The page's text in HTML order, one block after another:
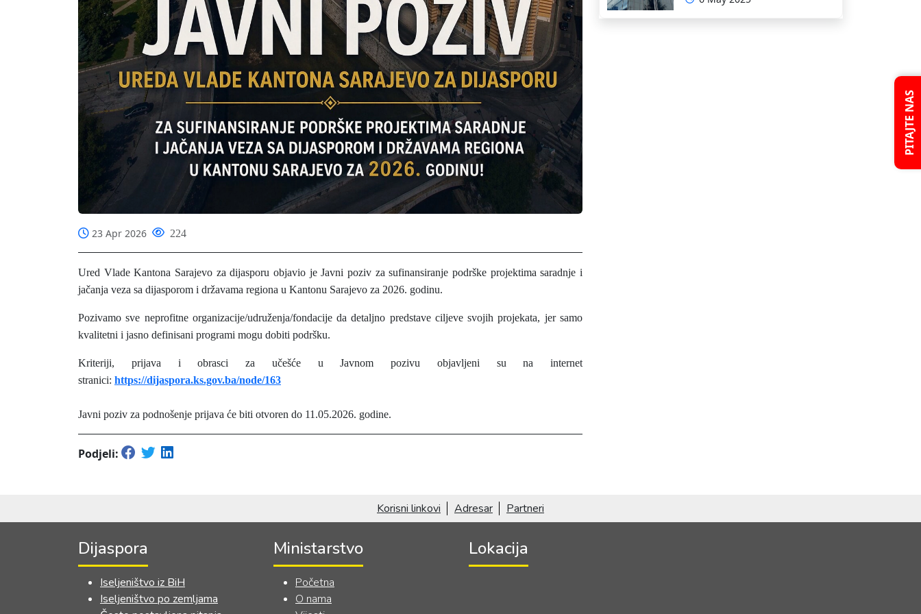
PITAJTE NAS
23 Apr 2026 224
Ured Vlade Kantona Sarajevo za dijasporu objavio je Javni poziv za sufinansiranje podrške projektima saradnje i
jačanja veza sa dijasporom i državama regiona u Kantonu Sarajevo za 2026. godinu.
Pozivamo sve neprofitne organizacije/udruženja/fondacije da detaljno predstave ciljeve svojih projekata, jer samo
kvalitetni i jasno definisani programi mogu dobiti podršku.
Kriteriji, prijava i obrasci za učešće u Javnom pozivu objavljeni su na internet
stranici: https://dijaspora.ks.gov.ba/node/163
Javni poziv za podnošenje prijava će biti otvoren do 11.05.2026. godine.
Podjeli:
INTERRESORNE RADNE
GRUPE ZA IZRADU
Korisni linkovi Adresar Partneri
Dijaspora
Iseljeništvo iz BiH
Iseljeništvo po zemljama
Ministarstvo
Početna
O nama
Lokacija